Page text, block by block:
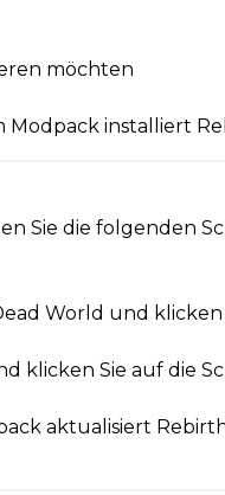
möchten
installiert
Sie die folgenden
World und
klicken Sie auf die
aktualisiert